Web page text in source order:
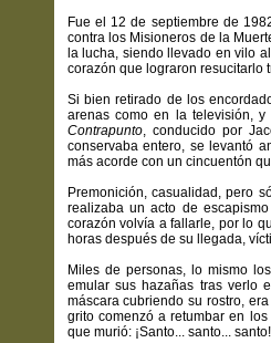
Fue el 12 de septiembre de
contra los Misioneros de la
la lucha, siendo llevado en vilo
corazón que lograron resucitarlo
Si bien retirado de los
arenas como en la televisión,
Contrapunto, conducido por
conservaba entero, se levantó
más acorde con un cincuentón
Premonición, casualidad, pero
realizaba un acto de
corazón volvía a fallarle, por lo
horas después de su llegada,
Miles de personas, lo mismo
emular sus hazañas tras verlo
máscara cubriendo su rostro,
grito comenzó a retumbar en
que murió: ¡Santo... santo... santo!